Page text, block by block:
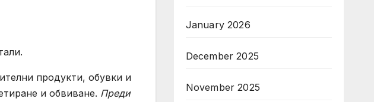
продукти, обувки и
и обвиване. Преди
January 2026
December 2025
November 2025